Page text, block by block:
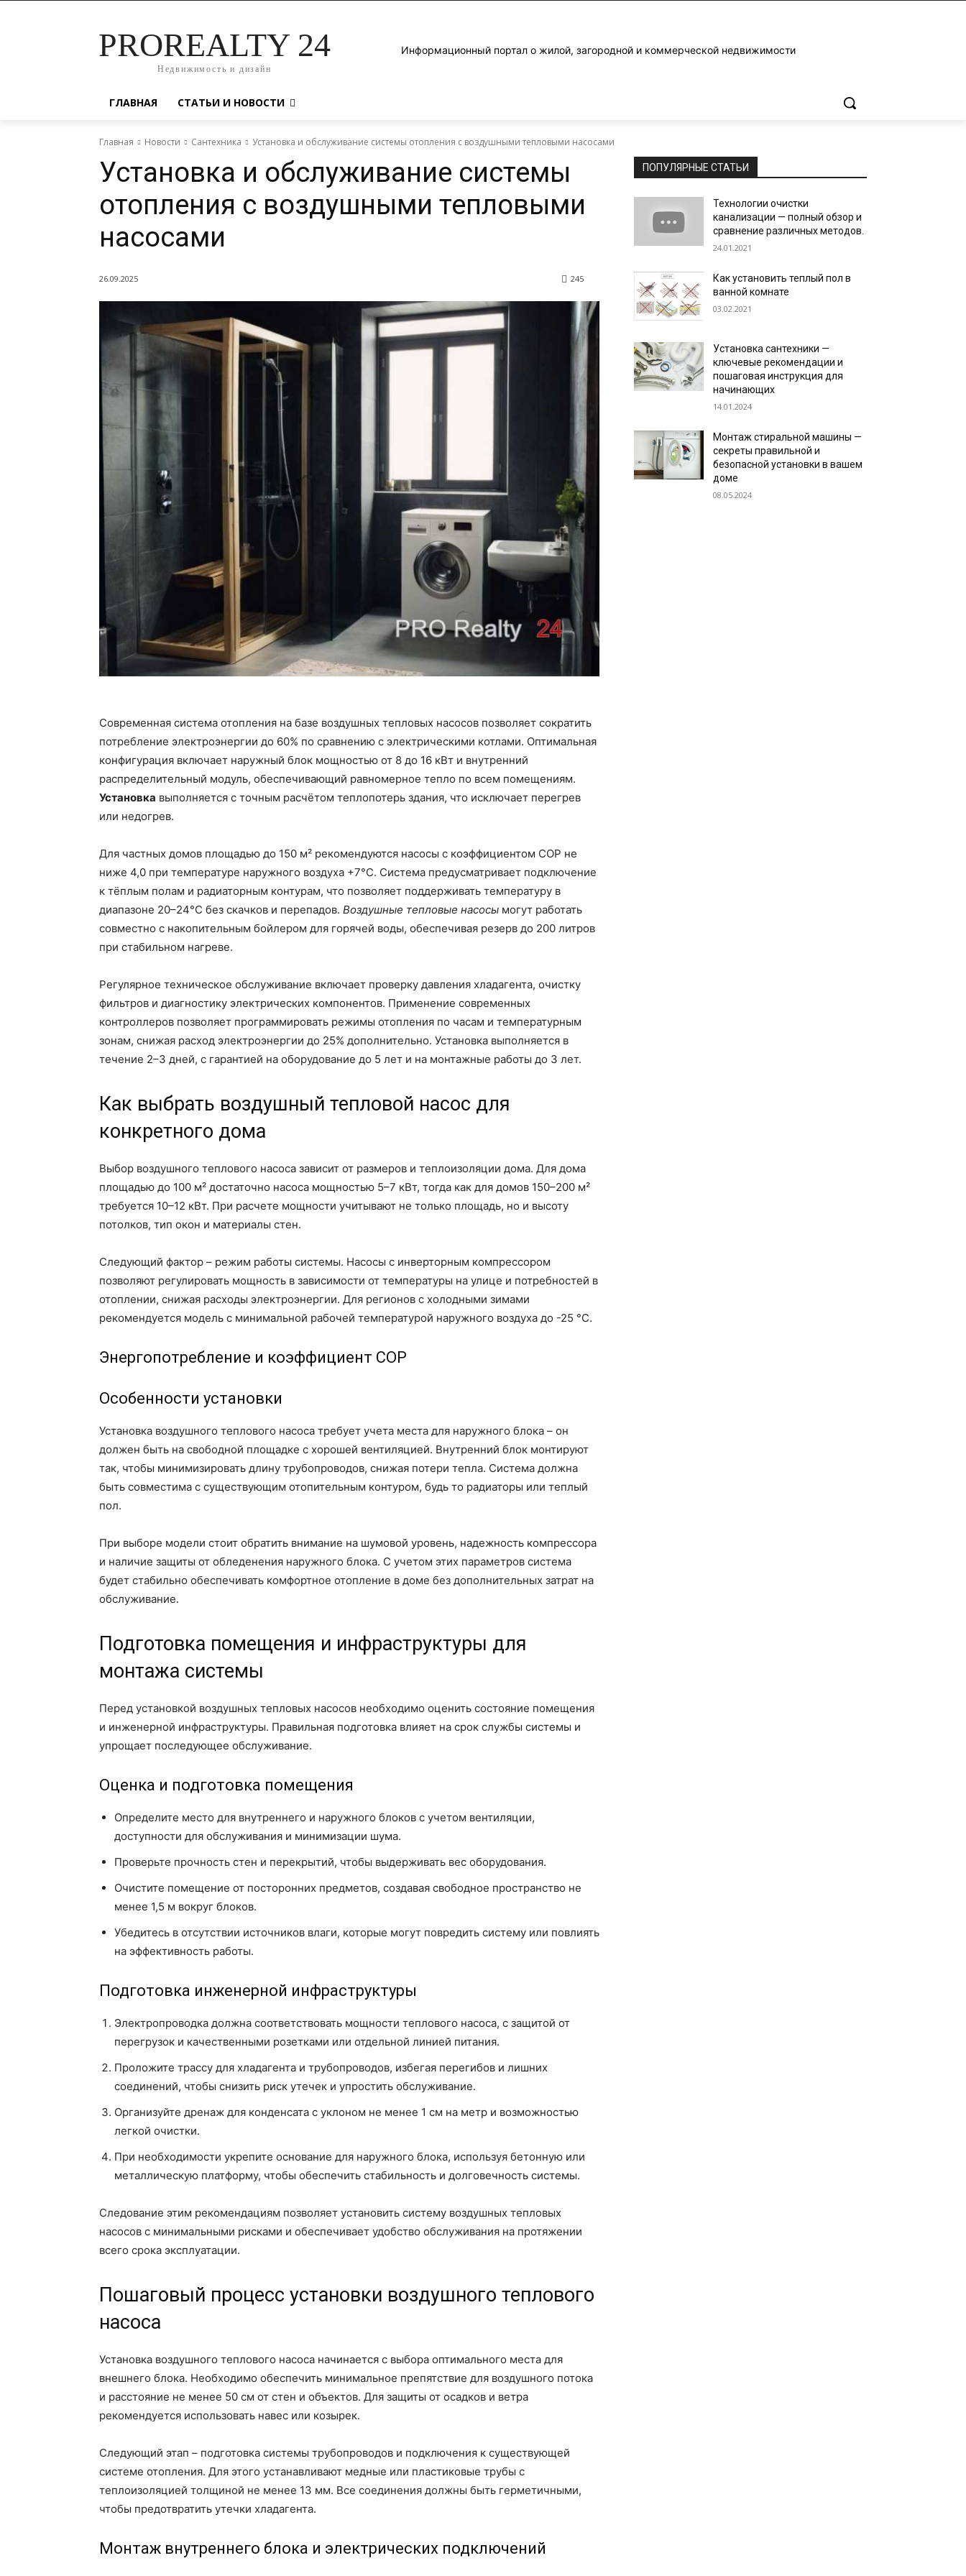
PROREALTY 24
Недвижимость и дизайн
Информационный портал о жилой, загородной и коммерческой недвижимости
ГЛАВНАЯ СТАТЬИ И НОВОСТИ
Главная Новости Сантехника Установка и обслуживание системы отопления с воздушными тепловыми насосами
Установка и обслуживание системы
отопления с воздушными тепловыми
насосами
26.09.2025 245
Современная система отопления на базе воздушных тепловых насосов позволяет сократить
потребление электроэнергии до 60% по сравнению с электрическими котлами. Оптимальная
конфигурация включает наружный блок мощностью от 8 до 16 кВт и внутренний
распределительный модуль, обеспечивающий равномерное тепло по всем помещениям.
Установка выполняется с точным расчётом теплопотерь здания, что исключает перегрев
или недогрев.
Для частных домов площадью до 150 м² рекомендуются насосы с коэффициентом COP не
ниже 4,0 при температуре наружного воздуха +7°C. Система предусматривает подключение
к тёплым полам и радиаторным контурам, что позволяет поддерживать температуру в
диапазоне 20–24°C без скачков и перепадов. Воздушные тепловые насосы могут работать
совместно с накопительным бойлером для горячей воды, обеспечивая резерв до 200 литров
при стабильном нагреве.
Регулярное техническое обслуживание включает проверку давления хладагента, очистку
фильтров и диагностику электрических компонентов. Применение современных
контроллеров позволяет программировать режимы отопления по часам и температурным
зонам, снижая расход электроэнергии до 25% дополнительно. Установка выполняется в
течение 2–3 дней, с гарантией на оборудование до 5 лет и на монтажные работы до 3 лет.
Как выбрать воздушный тепловой насос для
конкретного дома
Выбор воздушного теплового насоса зависит от размеров и теплоизоляции дома. Для дома
площадью до 100 м² достаточно насоса мощностью 5–7 кВт, тогда как для домов 150–200 м²
требуется 10–12 кВт. При расчете мощности учитывают не только площадь, но и высоту
потолков, тип окон и материалы стен.
Следующий фактор – режим работы системы. Насосы с инверторным компрессором
позволяют регулировать мощность в зависимости от температуры на улице и потребностей в
отоплении, снижая расходы электроэнергии. Для регионов с холодными зимами
рекомендуется модель с минимальной рабочей температурой наружного воздуха до -25 °C.
Энергопотребление и коэффициент COP
Особенности установки
Установка воздушного теплового насоса требует учета места для наружного блока – он
должен быть на свободной площадке с хорошей вентиляцией. Внутренний блок монтируют
так, чтобы минимизировать длину трубопроводов, снижая потери тепла. Система должна
быть совместима с существующим отопительным контуром, будь то радиаторы или теплый
пол.
При выборе модели стоит обратить внимание на шумовой уровень, надежность компрессора
и наличие защиты от обледенения наружного блока. С учетом этих параметров система
будет стабильно обеспечивать комфортное отопление в доме без дополнительных затрат на
обслуживание.
Подготовка помещения и инфраструктуры для
монтажа системы
Перед установкой воздушных тепловых насосов необходимо оценить состояние помещения
и инженерной инфраструктуры. Правильная подготовка влияет на срок службы системы и
упрощает последующее обслуживание.
Оценка и подготовка помещения
Определите место для внутреннего и наружного блоков с учетом вентиляции,
доступности для обслуживания и минимизации шума.
Проверьте прочность стен и перекрытий, чтобы выдерживать вес оборудования.
Очистите помещение от посторонних предметов, создавая свободное пространство не
менее 1,5 м вокруг блоков.
Убедитесь в отсутствии источников влаги, которые могут повредить систему или повлиять
на эффективность работы.
Подготовка инженерной инфраструктуры
Электропроводка должна соответствовать мощности теплового насоса, с защитой от
перегрузок и качественными розетками или отдельной линией питания.
Проложите трассу для хладагента и трубопроводов, избегая перегибов и лишних
соединений, чтобы снизить риск утечек и упростить обслуживание.
Организуйте дренаж для конденсата с уклоном не менее 1 см на метр и возможностью
легкой очистки.
При необходимости укрепите основание для наружного блока, используя бетонную или
металлическую платформу, чтобы обеспечить стабильность и долговечность системы.
Следование этим рекомендациям позволяет установить систему воздушных тепловых
насосов с минимальными рисками и обеспечивает удобство обслуживания на протяжении
всего срока эксплуатации.
Пошаговый процесс установки воздушного теплового
насоса
Установка воздушного теплового насоса начинается с выбора оптимального места для
внешнего блока. Необходимо обеспечить минимальное препятствие для воздушного потока
и расстояние не менее 50 см от стен и объектов. Для защиты от осадков и ветра
рекомендуется использовать навес или козырек.
Следующий этап – подготовка системы трубопроводов и подключения к существующей
системе отопления. Для этого устанавливают медные или пластиковые трубы с
теплоизоляцией толщиной не менее 13 мм. Все соединения должны быть герметичными,
чтобы предотвратить утечки хладагента.
Монтаж внутреннего блока и электрических подключений
ПОПУЛЯРНЫЕ СТАТЬИ
Технологии очистки
канализации — полный обзор и
сравнение различных методов.
24.01.2021
Как установить теплый пол в
ванной комнате
03.02.2021
Установка сантехники —
ключевые рекомендации и
пошаговая инструкция для
начинающих
14.01.2024
Монтаж стиральной машины —
секреты правильной и
безопасной установки в вашем
доме
08.05.2024